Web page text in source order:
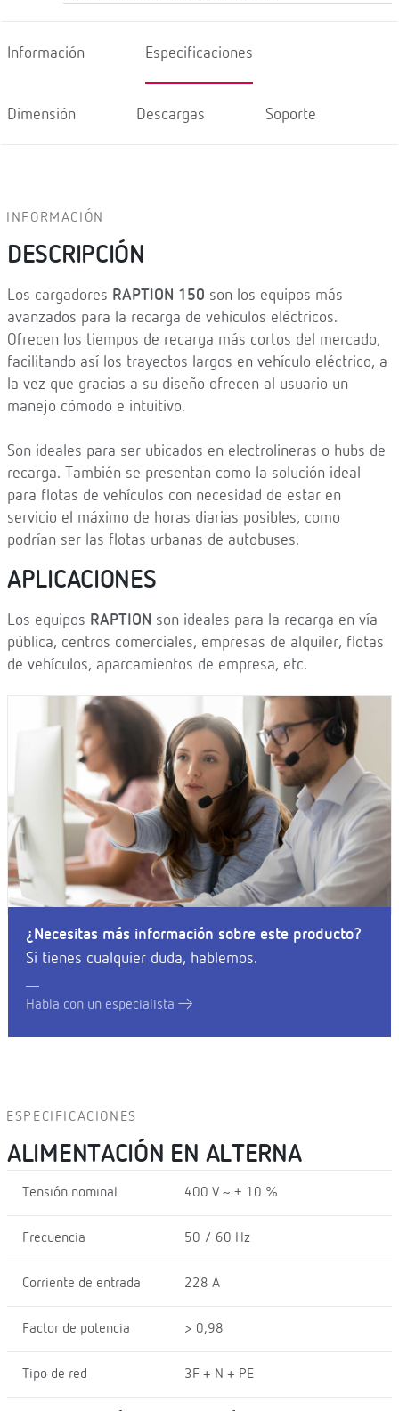
Información Especificaciones
Dimensión Descargas Soporte
INFORMACIÓN
DESCRIPCIÓN
Los cargadores RAPTION 150 son los equipos más
avanzados para la recarga de vehículos eléctricos.
Ofrecen los tiempos de recarga más cortos del mercado,
facilitando así los trayectos largos en vehículo eléctrico, a
la vez que gracias a su diseño ofrecen al usuario un
manejo cómodo e intuitivo.
Son ideales para ser ubicados en electrolineras o hubs de
recarga. También se presentan como la solución ideal
para flotas de vehículos con necesidad de estar en
servicio el máximo de horas diarias posibles, como
podrían ser las flotas urbanas de autobuses.
APLICACIONES
Los equipos RAPTION son ideales para la recarga en vía
pública, centros comerciales, empresas de alquiler, flotas
de vehículos, aparcamientos de empresa, etc.
¿Necesitas más información sobre este producto?
Si tienes cualquier duda, hablemos.
Habla con un especialista
ESPECIFICACIONES
ALIMENTACIÓN EN ALTERNA
Tensión nominal 400 V ~ ± 10 %
Frecuencia 50 / 60 Hz
Corriente de entrada 228 A
Factor de potencia > 0,98
Tipo de red 3F + N + PE